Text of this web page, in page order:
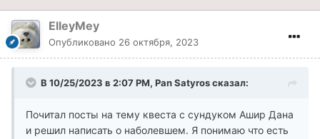
ElleyMey
Опубликовано 26 октября, 2023
В 10/25/2023 в 2:07 PM, Pan Satyrosсказал:
Почитал посты на тему квеста с сундуком Ашир Дана
и решил написать о наболевшем. Я понимаю что есть